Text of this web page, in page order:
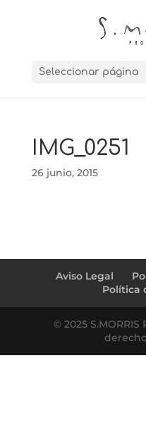
Seleccionar página
IMG_0251
26 junio, 2015
Aviso Legal
Política
© 2025